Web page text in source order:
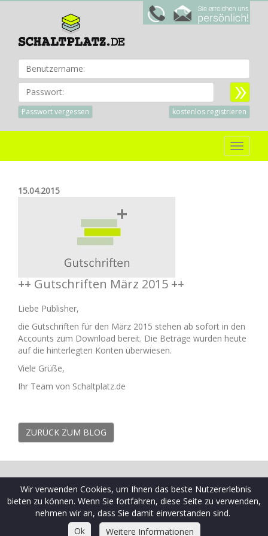
Passwort:
Passwort vergessen kostenlos registrieren
Toggle
15.04.2015
++ Gutschriften März 2015 ++
Liebe Publisher,
die Gutschriften für den März 2015 stehen ab sofort in den
Accounts zum Download bereit. Die Beträge wurden heute
auf die hinterlegten Konten überwiesen.
Viele Grüße,
Ihr Team von Schaltplatz.de
ZURÜCK ZUM BLOG
© 2009-2026 Schaltplatz ist eine Marke der Ceramex Media
GmbH
AGB |Datenschutzrichtlinien|FAQ Webseiten
Werbekunden|Impressum|Kontakt
Wir verwenden Cookies, um Ihnen das beste Nutzererlebnis
bieten zu können. Wenn Sie fortfahren, diese Seite zu verwenden,
nehmen wir an, dass Sie damit einverstanden sind.
Ok
Weitere Informationen